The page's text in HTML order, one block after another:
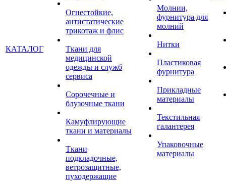
КАТАЛОГ
Огнестойкие,
антистатические
трикотаж и флис
Ткани для
медицинской
одежды и служб
сервиса
Сорочечные и
блузочные ткани
Камуфлирующие
ткани и материалы
Ткани
подкладочные,
ветрозащитные,
пуходержащие
Молнии,
фурнитура для
молний
Нитки
Пластиковая
фурнитура
Прикладные
материалы
Текстильная
галантерея
Упаковочные
материалы